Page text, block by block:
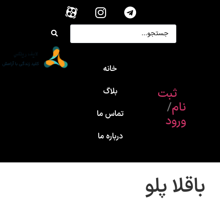
ثبت
نام/
ورود
خانه
بلاگ
تماس ما
درباره ما
باقلا پلو